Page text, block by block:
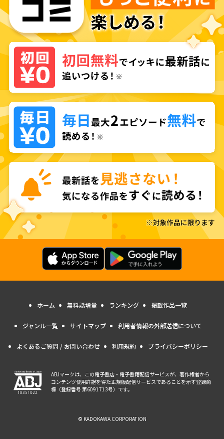
ホーム 無料話増量 ランキング 掲載作品一覧
ジャンル一覧 サイトマップ 利用者情報の外部送信について
よくあるご質問 / お問い合わせ 利用規約 プライバシーポリシー
ABJマークは、この電子書店・電子書籍配信サービスが、著作権者から
コンテンツ使用許諾を得た正規版配信サービスであることを示す登録商
標（登録番号 第6091713号）です。
© KADOKAWA CORPORATION